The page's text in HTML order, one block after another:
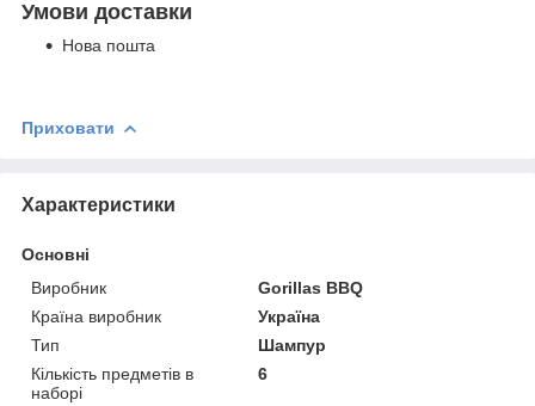
Умови доставки
Нова пошта
Приховати
Характеристики
Основні
Виробник
Gorillas BBQ
Країна виробник
Україна
Тип
Шампур
Кількість предметів в
наборі
6